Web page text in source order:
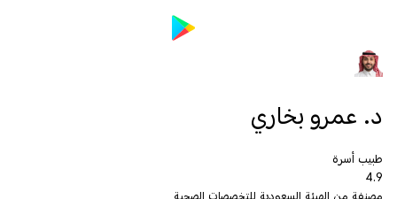
د. عمرو بخاري
طبيب أسرة
4.9
مصنفة من الهيئة السعودية للتخصصات الصحية